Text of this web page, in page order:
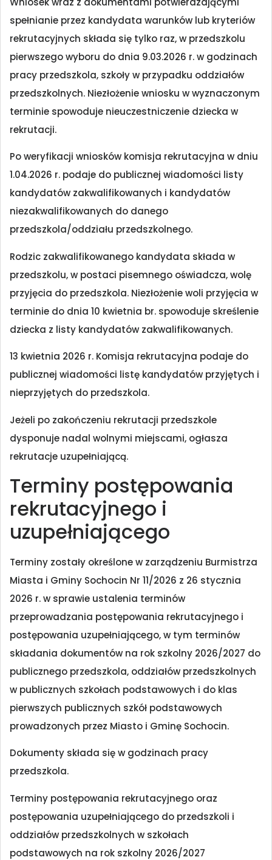
spełnianie przez kandydata warunków lub kryteriów
rekrutacyjnych składa się tylko raz, w przedszkolu
pierwszego wyboru do dnia 9.03.2026 r. w godzinach
pracy przedszkola, szkoły w przypadku oddziałów
przedszkolnych. Niezłożenie wniosku w wyznaczonym
terminie spowoduje nieuczestniczenie dziecka w
rekrutacji.
Po weryfikacji wniosków komisja rekrutacyjna w dniu
1.04.2026 r. podaje do publicznej wiadomości listy
kandydatów zakwalifikowanych i kandydatów
niezakwalifikowanych do danego
przedszkola/oddziału przedszkolnego.
Rodzic zakwalifikowanego kandydata składa w
przedszkolu, w postaci pisemnego oświadcza, wolę
przyjęcia do przedszkola. Niezłożenie woli przyjęcia w
terminie do dnia 10 kwietnia br. spowoduje skreślenie
dziecka z listy kandydatów zakwalifikowanych.
13 kwietnia 2026 r. Komisja rekrutacyjna podaje do
publicznej wiadomości listę kandydatów przyjętych i
nieprzyjętych do przedszkola.
Jeżeli po zakończeniu rekrutacji przedszkole
dysponuje nadal wolnymi miejscami, ogłasza
rekrutacje uzupełniającą.
Terminy postępowania
rekrutacyjnego i
uzupełniającego
Terminy zostały określone w zarządzeniu Burmistrza
Miasta i Gminy Sochocin Nr 11/2026 z 26 stycznia
2026 r. w sprawie ustalenia terminów
przeprowadzania postępowania rekrutacyjnego i
postępowania uzupełniającego, w tym terminów
składania dokumentów na rok szkolny 2026/2027 do
publicznego przedszkola, oddziałów przedszkolnych
w publicznych szkołach podstawowych i do klas
pierwszych publicznych szkół podstawowych
prowadzonych przez Miasto i Gminę Sochocin.
Dokumenty składa się w godzinach pracy
przedszkola.
Terminy postępowania rekrutacyjnego oraz
postępowania uzupełniającego do przedszkoli i
oddziałów przedszkolnych w szkołach
podstawowych na rok szkolny 2026/2027